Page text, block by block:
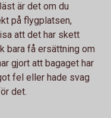
är det om du
på flygplatsen,
att det har skett
bara få ersättning om
gjort att bagaget har
fel eller hade svag
det.